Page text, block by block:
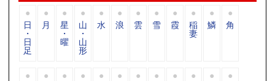
日
・
日
足
月 星
・
曜
山
・
山
形
水 浪 雲 雪 霞 稲
妻
鱗 角